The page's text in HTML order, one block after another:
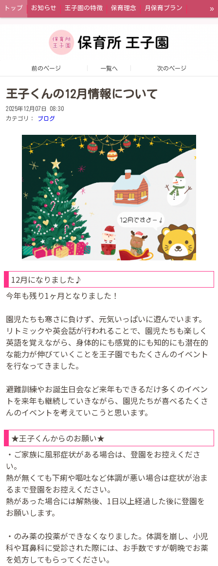
トップ お知らせ 王子園の特徴 保育理念 月保育プラン
園内の風景 年間イベント お問い合わせ
»
前のページ 一覧へ 次のページ
王子くんの12月情報について
2025年12月07日 08:30
カテゴリ：
ブログ
12月になりました♪
今年も残り1ヶ月となりました！
園児たちも寒さに負けず、元気いっぱいに遊んでいます。
リトミックや英会話が行われることで、園児たちも楽しく
英語を覚えながら、身体的にも感覚的にも知的にも潜在的
な能力が伸びていくことを王子園でもたくさんのイベント
を行なってきました。
避難訓練やお誕生日会など来年もできるだけ多くのイベン
トを来年も継続していきながら、園児たちが喜べるたくさ
んのイベントを考えていこうと思います。
★王子くんからのお願い★
・ご家族に風邪症状がある場合は、登園をお控えくださ
い。
熱が無くても下痢や嘔吐など体調が悪い場合は症状が治ま
るまで登園をお控えください。
熱があった場合には解熱後、1日以上経過した後に登園を
お願いします。
・のみ薬の投薬ができなくなりました。体調を崩し、小児
科や耳鼻科に受診された際には、お手数ですが朝晩でお薬
を処方してもらってください。